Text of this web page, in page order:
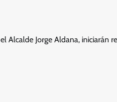
Alcalde Jorge Aldana, iniciarán